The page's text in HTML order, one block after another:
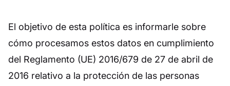
El objetivo de esta política es informarle sobre
cómo procesamos estos datos en cumplimiento
del Reglamento (UE) 2016/679 de 27 de abril de
2016 relativo a la protección de las personas